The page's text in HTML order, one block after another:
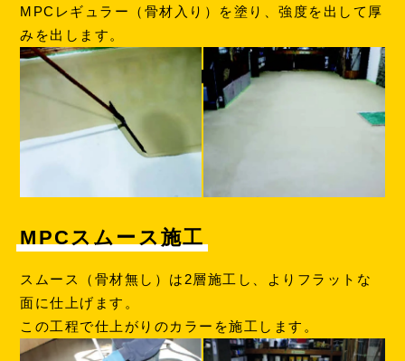
MPCレギュラー（骨材入り）を塗り、強度を出して厚
みを出します。
MPCスムース施工
スムース（骨材無し）は2層施工し、よりフラットな
面に仕上げます。
この工程で仕上がりのカラーを施工します。